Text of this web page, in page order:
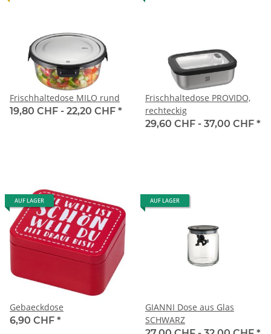
Frischhaltedose MILO rund
19,80 CHF - 22,20 CHF *
Frischhaltedose PROVIDO,
rechteckig
29,60 CHF - 37,00 CHF *
AUF LAGER
Gebaeckdose
6,90 CHF *
AUF LAGER
GIANNI Dose aus Glas
SCHWARZ